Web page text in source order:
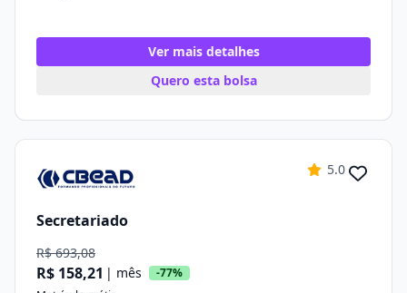
Ver mais detalhes
Quero esta bolsa
5.0
Secretariado
R$ 693,08
R$ 158,21 | mês
-77%